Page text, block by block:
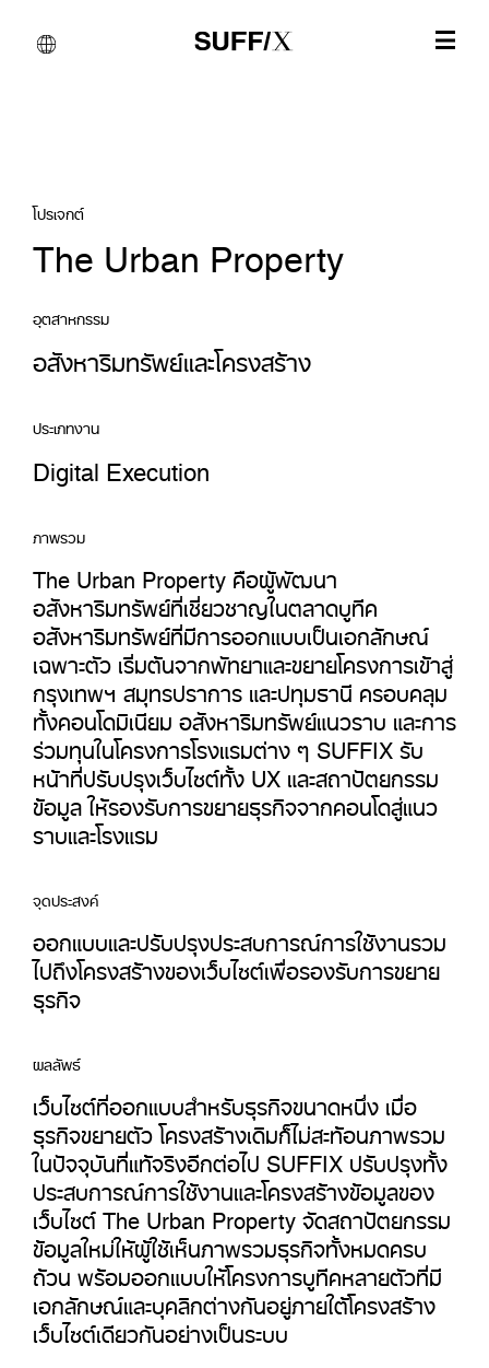
โปรเจกต์
The Urban Property
อุตสาหกรรม
อสังหาริมทรัพย์และโครงสร้าง
ประเภทงาน
Digital Execution
ภาพรวม
The Urban Property คือผู้พัฒนา
อสังหาริมทรัพย์ที่เชี่ยวชาญในตลาดบูทีค
อสังหาริมทรัพย์ที่มีการออกแบบเป็นเอกลักษณ์
เฉพาะตัว เริ่มต้นจากพัทยาและขยายโครงการเข้าสู่
กรุงเทพฯ สมุทรปราการ และปทุมธานี ครอบคลุม
ทั้งคอนโดมิเนียม อสังหาริมทรัพย์แนวราบ และการ
ร่วมทุนในโครงการโรงแรมต่าง ๆ SUFFIX รับ
หน้าที่ปรับปรุงเว็บไซต์ทั้ง UX และสถาปัตยกรรม
ข้อมูล ให้รองรับการขยายธุรกิจจากคอนโดสู่แนว
ราบและโรงแรม
จุดประสงค์
ออกแบบและปรับปรุงประสบการณ์การใช้งานรวม
ไปถึงโครงสร้างของเว็บไซต์เพื่อรองรับการขยาย
ธุรกิจ
ผลลัพธ์
เว็บไซต์ที่ออกแบบสำหรับธุรกิจขนาดหนึ่ง เมื่อ
ธุรกิจขยายตัว โครงสร้างเดิมก็ไม่สะท้อนภาพรวม
ในปัจจุบันที่แท้จริงอีกต่อไป SUFFIX ปรับปรุงทั้ง
ประสบการณ์การใช้งานและโครงสร้างข้อมูลของ
เว็บไซต์ The Urban Property จัดสถาปัตยกรรม
ข้อมูลใหม่ให้ผู้ใช้เห็นภาพรวมธุรกิจทั้งหมดครบ
ถ้วน พร้อมออกแบบให้โครงการบูทีคหลายตัวที่มี
เอกลักษณ์และบุคลิกต่างกันอยู่ภายใต้โครงสร้าง
เว็บไซต์เดียวกันอย่างเป็นระบบ